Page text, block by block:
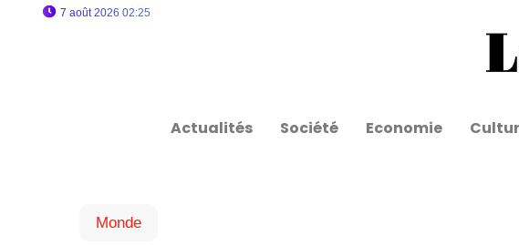
7 août 2026 02:25
Actualités Société Economie
Monde